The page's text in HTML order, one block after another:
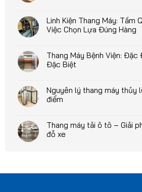
Linh Kiện Thang Máy: Tầm
Việc Chọn Lựa Đúng Hàng
Thang Máy Bệnh Viện: Đặc
Đặc Biệt
Nguyên lý thang máy thủy
điểm
Thang máy tải ô tô – Giải
đỗ xe